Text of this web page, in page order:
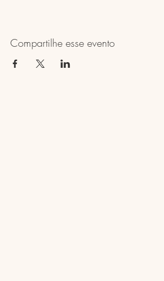
Compartilhe esse evento